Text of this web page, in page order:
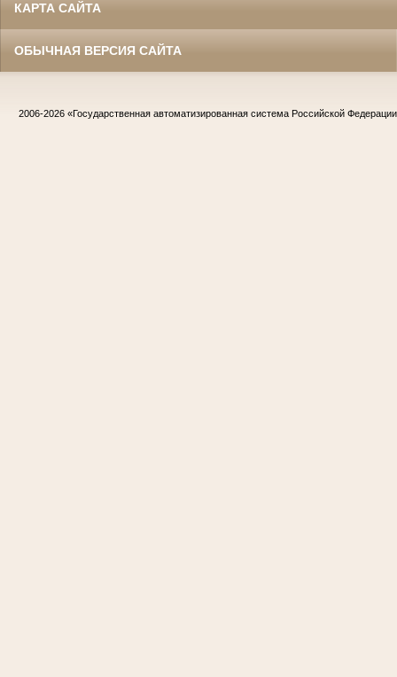
КАРТА САЙТА
ОБЫЧНАЯ ВЕРСИЯ САЙТА
2006-2026 «Государственная автоматизированная система Российской